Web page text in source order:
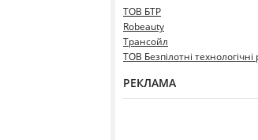
ТОВ БТР
Robeauty
Трансойл
ТОВ Безпілотні
РЕКЛАМА